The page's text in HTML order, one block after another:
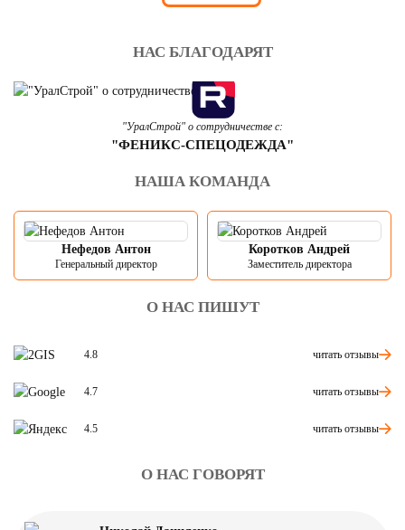
НАС БЛАГОДАРЯТ
"УралСтрой" о сотрудничестве с:
"ФЕНИКС-СПЕЦОДЕЖДА"
НАША КОМАНДА
Нефедов Антон
Генеральный директор
Коротков Андрей
Заместитель директора
О НАС ПИШУТ
4.8 читать отзывы
4.7 читать отзывы
4.5 читать отзывы
О НАС ГОВОРЯТ